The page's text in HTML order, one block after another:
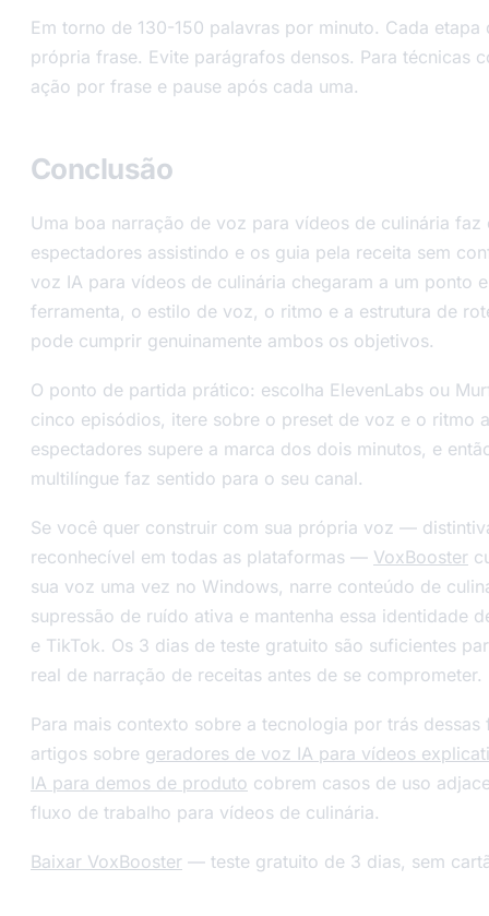
Em torno de 130-150 palavras por minuto. Cada etapa
própria frase. Evite parágrafos densos. Para técnicas
ação por frase e pause após cada uma.
Conclusão
Uma boa narração de voz para vídeos de culinária faz
espectadores assistindo e os guia pela receita sem
voz IA para vídeos de culinária chegaram a um ponto
ferramenta, o estilo de voz, o ritmo e a estrutura de
pode cumprir genuinamente ambos os objetivos.
O ponto de partida prático: escolha ElevenLabs ou
cinco episódios, itere sobre o preset de voz e o ritmo
espectadores supere a marca dos dois minutos, e
multilíngue faz sentido para o seu canal.
Se você quer construir com sua própria voz —
reconhecível em todas as plataformas — VoxBooster
sua voz uma vez no Windows, narre conteúdo de
supressão de ruído ativa e mantenha essa identidade
e TikTok. Os 3 dias de teste gratuito são suficientes
real de narração de receitas antes de se comprometer.
Para mais contexto sobre a tecnologia por trás dessas
artigos sobre geradores de voz IA para vídeos
IA para demos de produto cobrem casos de uso
fluxo de trabalho para vídeos de culinária.
Baixar VoxBooster — teste gratuito de 3 dias, sem